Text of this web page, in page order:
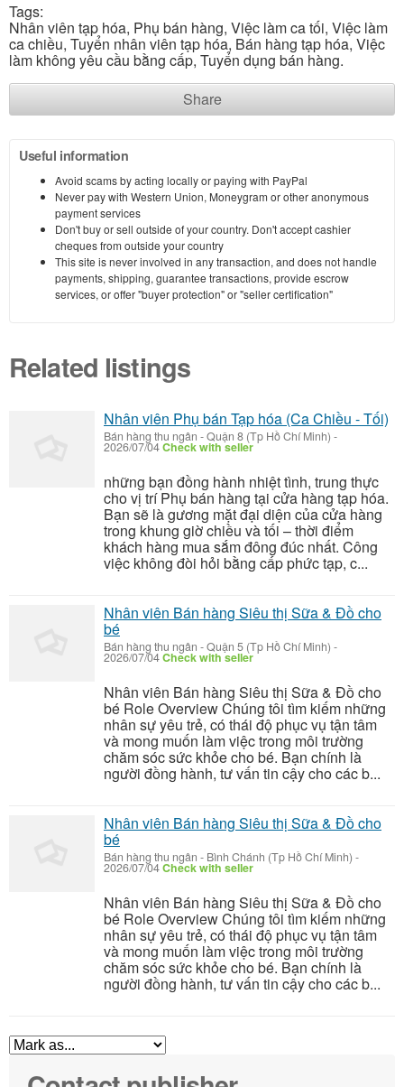
Tags:
Nhân viên tạp hóa, Phụ bán hàng, Việc làm ca tối, Việc làm
ca chiều, Tuyển nhân viên tạp hóa, Bán hàng tạp hóa, Việc
làm không yêu cầu bằng cấp, Tuyển dụng bán hàng.
Share
Useful information
Avoid scams by acting locally or paying with PayPal
Never pay with Western Union, Moneygram or other anonymous
payment services
Don't buy or sell outside of your country. Don't accept cashier
cheques from outside your country
This site is never involved in any transaction, and does not handle
payments, shipping, guarantee transactions, provide escrow
services, or offer "buyer protection" or "seller certification"
Related listings
Nhân viên Phụ bán Tạp hóa (Ca Chiều - Tối)
Bán hàng thu ngân -Quận 8 (Tp Hồ Chí Minh) -
2026/07/04Check with seller
những bạn đồng hành nhiệt tình, trung thực
cho vị trí Phụ bán hàng tại cửa hàng tạp hóa.
Bạn sẽ là gương mặt đại diện của cửa hàng
trong khung giờ chiều và tối – thời điểm
khách hàng mua sắm đông đúc nhất. Công
việc không đòi hỏi bằng cấp phức tạp, c...
Nhân viên Bán hàng Siêu thị Sữa & Đồ cho
bé
Bán hàng thu ngân -Quận 5 (Tp Hồ Chí Minh) -
2026/07/04Check with seller
Nhân viên Bán hàng Siêu thị Sữa & Đồ cho
bé Role Overview Chúng tôi tìm kiếm những
nhân sự yêu trẻ, có thái độ phục vụ tận tâm
và mong muốn làm việc trong môi trường
chăm sóc sức khỏe cho bé. Bạn chính là
người đồng hành, tư vấn tin cậy cho các b...
Nhân viên Bán hàng Siêu thị Sữa & Đồ cho
bé
Bán hàng thu ngân - Bình Chánh (Tp Hồ Chí Minh) -
2026/07/04Check with seller
Nhân viên Bán hàng Siêu thị Sữa & Đồ cho
bé Role Overview Chúng tôi tìm kiếm những
nhân sự yêu trẻ, có thái độ phục vụ tận tâm
và mong muốn làm việc trong môi trường
chăm sóc sức khỏe cho bé. Bạn chính là
người đồng hành, tư vấn tin cậy cho các b...